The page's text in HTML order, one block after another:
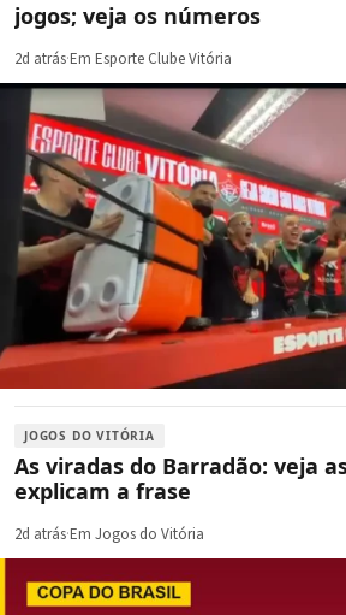
jogos; veja os números
2d atrás·Em Esporte Clube Vitória
JOGOS DO VITÓRIA
As viradas do Barradão: veja
explicam a frase
2d atrás·Em Jogos do Vitória